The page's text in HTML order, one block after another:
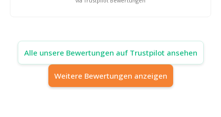
Alle unsere Bewertungen auf Trustpilot ansehen
Weitere Bewertungen anzeigen